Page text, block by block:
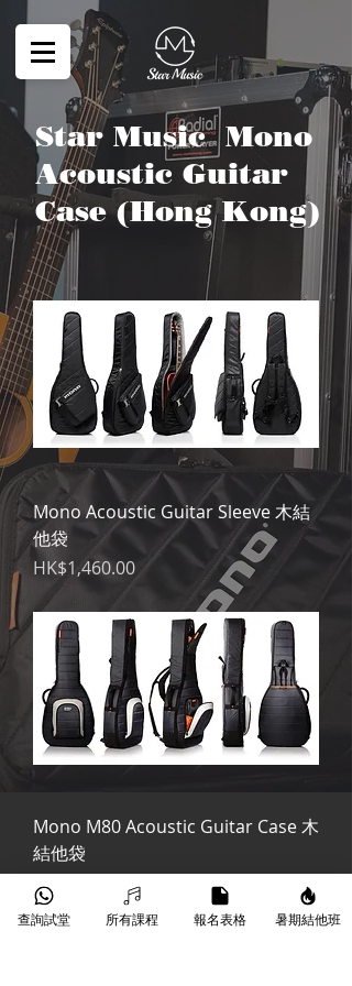
Star Music Mono
Acoustic Guitar
Case (Hong Kong)
Mono Acoustic Guitar Sleeve 木結
他袋
價格
HK$1,460.00
Mono M80 Acoustic Guitar Case 木
結他袋
價格
HK$1,670.00
查詢試堂 所有課程 報名表格 暑期結他班